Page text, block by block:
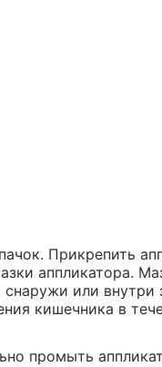
Прикрепить
аппликатора.
или
кишечника в
промыть